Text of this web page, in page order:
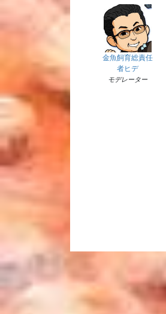
金魚飼育総責任
者ヒデ
モデレーター